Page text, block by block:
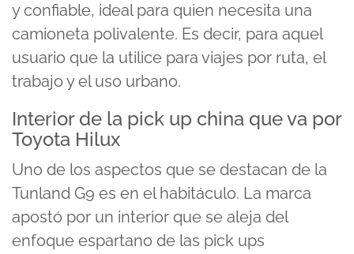
y confiable, ideal para quien necesita una
camioneta polivalente. Es decir, para aquel
usuario que la utilice para viajes por ruta, el
trabajo y el uso urbano.
Interior de la pick up china que va por
Toyota Hilux
Uno de los aspectos que se destacan de la
Tunland G9 es en el habitáculo. La marca
apostó por un interior que se aleja del
enfoque espartano de las pick ups